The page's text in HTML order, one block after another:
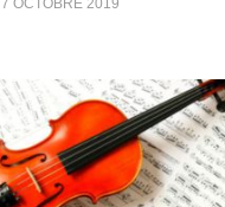
7 OCTOBRE 2019